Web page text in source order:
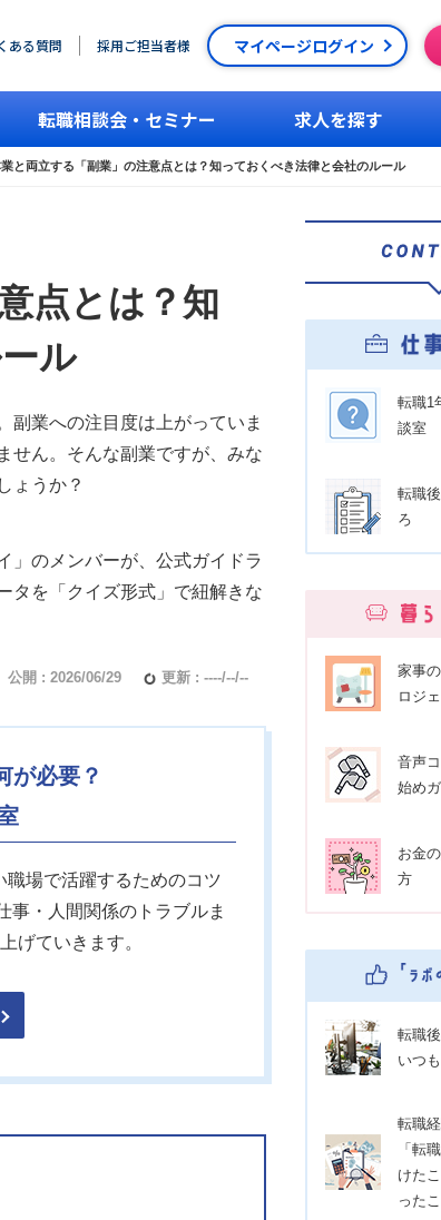
ある質問 採用ご担当者様 マイページログイン
転職相談会・セミナー 求人を探す
と両立する「副業」の注意点とは？知っておくべき法律と会社のルール
点とは？知
ル
業への注目度は上がっていま
せん。そんな副業ですが、みな
ょうか？
」のメンバーが、公式ガイドラ
タを「クイズ形式」で紐解きな
公開 : 2026/06/29 更新 : ----/--/--
が必要？
場で活躍するためのコツ
事・人間関係のトラブルま
げていきます。
転職1
談室
転職
ろ
家事
ロジ
音声
始め
お金
方
転職
いつ
転職
「転
けた
ったこ